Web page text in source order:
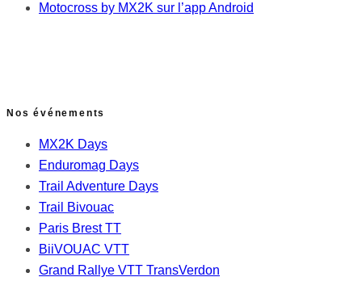
Motocross by MX2K sur l’app Android
Nos événements
MX2K Days
Enduromag Days
Trail Adventure Days
Trail Bivouac
Paris Brest TT
BiiVOUAC VTT
Grand Rallye VTT TransVerdon